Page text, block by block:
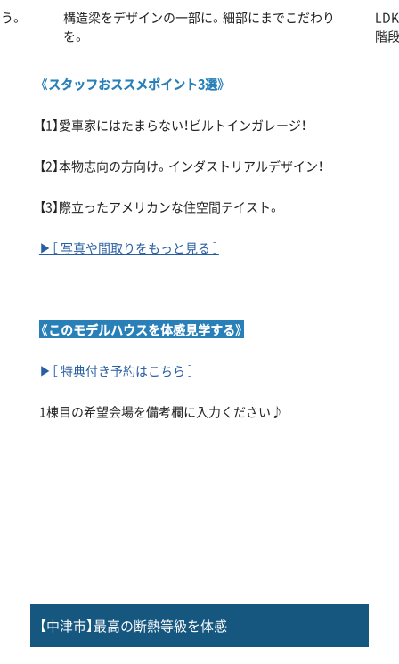
。
構造梁をデザインの一部に。細部にまでこだわり
を。
階
《スタッフおススメポイント3選》
【1】愛車家にはたまらない！ビルトインガレージ！
【2】本物志向の方向け。インダストリアルデザイン！
【3】際立ったアメリカンな住空間テイスト。
▶［ 写真や間取りをもっと見る ］
《このモデルハウスを体感見学する》
▶［ 特典付き予約はこちら ］
1棟目の希望会場を備考欄に入力ください♪
【中津市】最高の断熱等級を体感